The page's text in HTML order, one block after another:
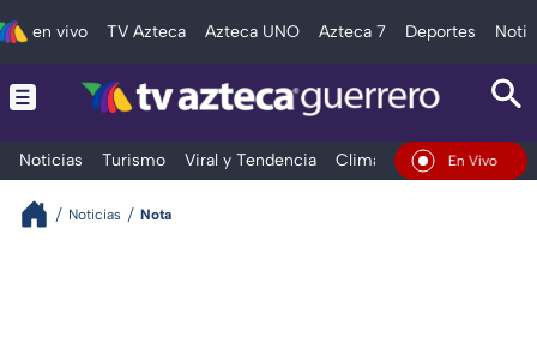
en vivo TV Azteca Azteca UNO Azteca 7 Deportes
Noticias Turismo Viral y Tendencia Clima Deportes
En Vivo
Noticias Nota